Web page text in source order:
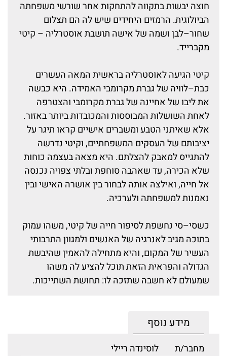
חוצה יבשות בתקווה להתחקות אחר שורשי משפחתה
הביולוגית. הרמזים היחידים שיש לה הם תצלום
שחור–לבן ושמה של אישה תושבת אוסטרליה – קיטי
מקברייד.
קיטי הגיעה לאוסטרליה בראשית המאה העשרים
כבת–לוויה של גברת מקרומבי האמידה. היא כבשה
את ליבו של אחיינה של גברת מקרומבי והצטרפה
לאחת השושלות המבוססות והמכובדות ביותר באזור.
אלא שאיתני הטבע ומשברים אישיים קראו תיגר על
יציבותם של העסקים המשפחתיים, וקיטי נדרשה
להתגייס למאבק להצלתם. היא מצאה בעצמה כוחות
שלא הכירה, עד שאהבה סוחפת ובלתי צפויה נכנסה
אל חייה, ואילצה אותה לבחור בין אושרה האישי ובין
נאמנות למשפחתה ולערכיה.
כשסי–סי נחשפת לסיפור חייה של קיטי, משהו עמוק
בתוכה מגיב לאנרגיה של האנשים ולמגוון התרבותי
העשיר של המקום, והיא מתחילה להאמין שהיבשת
הגדולה והפראית הזאת תוכל להציע לה משהו
שמעולם לא חשבה שתזכה לו: תחושת השתייכות.
מידע נוסף
מחבר/ת
לוסינדה ריילי